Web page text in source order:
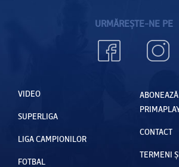
URMĂREȘTE-NE PE
VIDEO
SUPERLIGA
LIGA CAMPIONILOR
FOTBAL
CONTACT
TERMENI